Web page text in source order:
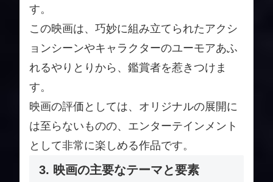
す。
この映画は、巧妙に組み立てられたアクシ
ョンシーンやキャラクターのユーモアあふ
れるやりとりから、鑑賞者を惹きつけま
す。
映画の評価としては、オリジナルの展開に
は至らないものの、エンターテインメント
として非常に楽しめる作品です。
3. 映画の主要なテーマと要素